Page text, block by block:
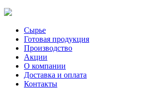
Сырье
Готовая продукция
Производство
Акции
О компании
Доставка и оплата
Контакты